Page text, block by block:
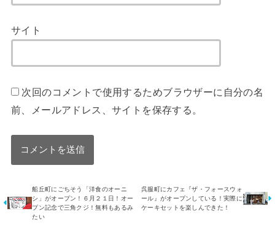
サイト
次回のコメントで使用するためブラウザーに自分の名
前、メールアドレス、サイトを保存する。
船丘町にごちそう「洋食のオーニ
シ」がオープン！６月２１日！オー
プン記念で三角クジ！無料もあるみ
たい
呉服町にカフェ『ザ・フォースウォ
ール』がオープンしている！実際に
ケーキセットを楽しんできた！